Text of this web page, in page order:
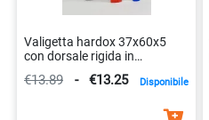
Valigetta hardox 37x60x5
con dorsale rigida in
8010151282547
€13.89 - €13.25 Disponibile